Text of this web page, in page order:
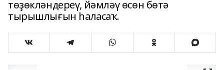
төҙөкләндереү, йәмләү өсөн бөтә
тырышлығын һаласаҡ.